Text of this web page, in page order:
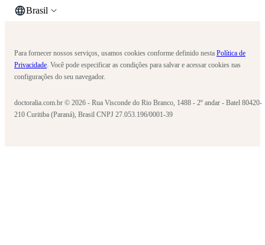
Brasil
Para fornecer nossos serviços, usamos cookies conforme definido nesta Política de
Privacidade. Você pode especificar as condições para salvar e acessar cookies nas
configurações do seu navegador.
doctoralia.com.br © 2026 - Rua Visconde do Rio Branco, 1488 - 2º andar - Batel 80420-
210 Curitiba (Paraná), Brasil CNPJ 27.053.196/0001-39